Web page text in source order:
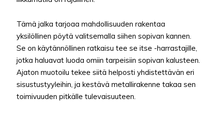
Tämä jalka tarjoaa mahdollisuuden rakentaa
yksilöllinen pöytä valitsemalla siihen sopivan kannen.
Se on käytännöllinen ratkaisu tee se itse -harrastajille,
jotka haluavat luoda omiin tarpeisiin sopivan kalusteen.
Ajaton muotoilu tekee siitä helposti yhdistettävän eri
sisustustyyleihin, ja kestävä metallirakenne takaa sen
toimivuuden pitkälle tulevaisuuteen.